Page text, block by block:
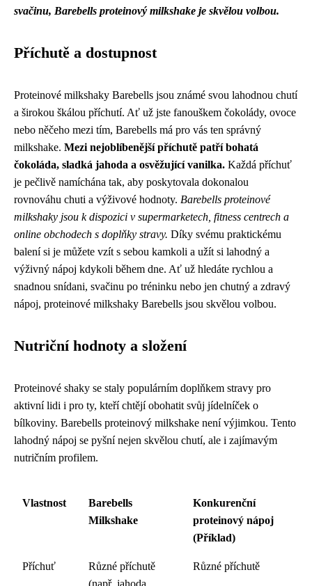
svačinu, Barebells proteinový milkshake je skvělou volbou.
Příchutě a dostupnost
Proteinové milkshaky Barebells jsou známé svou lahodnou chutí
a širokou škálou příchutí. Ať už jste fanouškem čokolády, ovoce
nebo něčeho mezi tím, Barebells má pro vás ten správný
milkshake. Mezi nejoblíbenější příchutě patří bohatá
čokoláda, sladká jahoda a osvěžující vanilka. Každá příchuť
je pečlivě namíchána tak, aby poskytovala dokonalou
rovnováhu chuti a výživové hodnoty. Barebells proteinové
milkshaky jsou k dispozici v supermarketech, fitness centrech a
online obchodech s doplňky stravy. Díky svému praktickému
balení si je můžete vzít s sebou kamkoli a užít si lahodný a
výživný nápoj kdykoli během dne. Ať už hledáte rychlou a
snadnou snídani, svačinu po tréninku nebo jen chutný a zdravý
nápoj, proteinové milkshaky Barebells jsou skvělou volbou.
Nutriční hodnoty a složení
Proteinové shaky se staly populárním doplňkem stravy pro
aktivní lidi i pro ty, kteří chtějí obohatit svůj jídelníček o
bílkoviny. Barebells proteinový milkshake není výjimkou. Tento
lahodný nápoj se pyšní nejen skvělou chutí, ale i zajímavým
nutričním profilem.
Vlastnost
Barebells
Milkshake
Konkurenční
proteinový nápoj
(Příklad)
Příchuť
Různé příchutě
(např. jahoda,
Různé příchutě